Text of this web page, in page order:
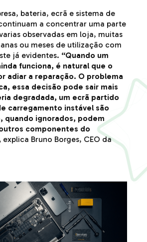
bateria, ecrã e sistema de
a concentrar uma parte
observadas em loja, muitas
ou meses de utilização com
já evidentes. “Quando um
funciona, é natural que o
adiar a reparação. O problema
essa decisão pode sair mais
degradada, um ecrã partido
carregamento instável são
quando ignorados, podem
componentes do
explica Bruno Borges, CEO da